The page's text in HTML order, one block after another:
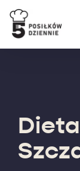
Przejdź
zawartości